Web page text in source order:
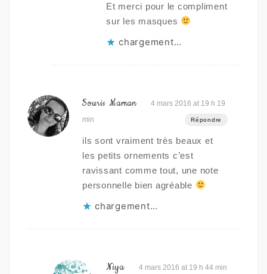
Et merci pour le compliment
sur les masques
chargement…
Souris Maman
4 mars 2016 at 19 h 19
min
Répondre
ils sont vraiment très beaux et
les petits ornements c’est
ravissant comme tout, une note
personnelle bien agréable
chargement…
Niya 4 mars 2016 at 19 h 44 min